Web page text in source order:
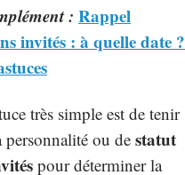
: Rappel
invités : à quelle date ?
très simple est de tenir
personnalité ou de statut
pour déterminer la